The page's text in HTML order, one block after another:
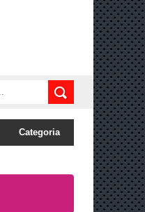
Categoria